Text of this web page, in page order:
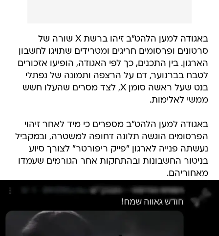
באגודה למען הלהט"ב זיהו ברשת X שורה של
סרטונים ופרסומים חריגים ומטרידים שתויגו לחשבון
הארגון. בין התכנים, כך לפי האגודה, הופיעו אזכורים
לטבח בברנוער, דם על הרצפה ותמונה של נפתלי
בנט שעל ראשה סומן X, לצד מסרים שהעלו חשש
ממשי לאלימות.
באגודה למען הלהט"ב מספרים כי מיד לאחר זיהוי
הפרסומים הוגשה תלונה דחופה למשטרה, ובמקביל
נעשתה פנייה לארגון "פייק ריפורטר" לצורך סיוע
בניטור החשבונות ובהתחקות אחר הגורמים שעמדו
מאחוריהם.